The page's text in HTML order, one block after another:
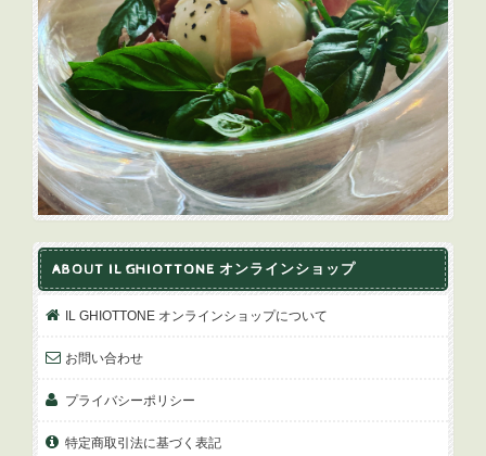
ABOUT IL GHIOTTONE オンラインショップ
IL GHIOTTONE オンラインショップについて
お問い合わせ
プライバシーポリシー
特定商取引法に基づく表記